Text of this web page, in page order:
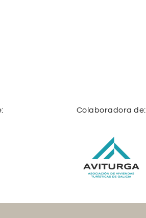
Colaboradora de: